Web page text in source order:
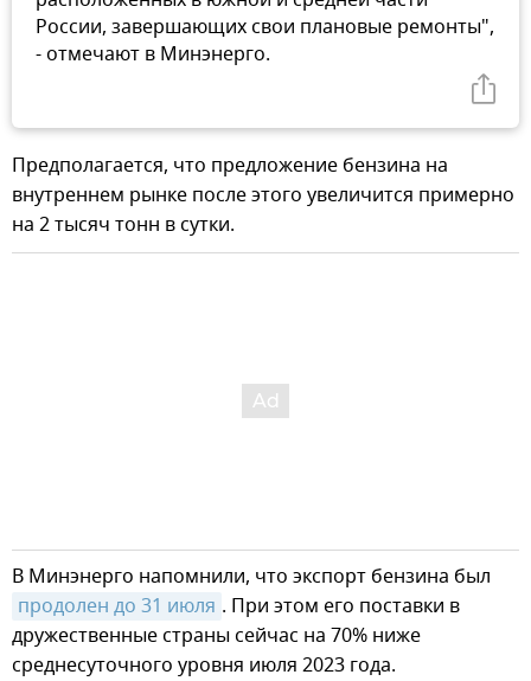
России, завершающих свои плановые ремонты",
- отмечают в Минэнерго.
Предполагается, что предложение бензина на
внутреннем рынке после этого увеличится примерно
на 2 тысяч тонн в сутки.
В Минэнерго напомнили, что экспорт бензина был
продолен до 31 июля . При этом его поставки в
дружественные страны сейчас на 70% ниже
среднесуточного уровня июля 2023 года.